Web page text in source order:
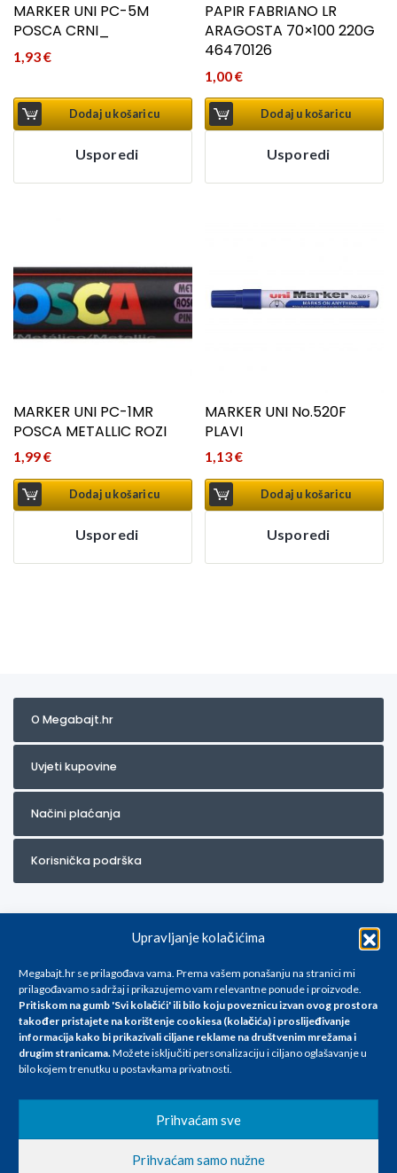
Upravljanje kolačićima
Megabajt.hr se prilagođava vama. Prema vašem ponašanju na stranici mi
prilagođavamo sadržaj i prikazujemo vam relevantne ponude i proizvode.
Pritiskom na gumb 'Svi kolačići' ili bilo koju poveznicu izvan ovog prostora
također pristajete na korištenje cookiesa (kolačića) i proslijeđivanje
informacija kako bi prikazivali ciljane reklame na društvenim mrežama i
drugim stranicama.Možete isključiti personalizaciju i ciljano oglašavanje u
bilo kojem trenutku u postavkama privatnosti.
Prihvaćam sve
Prihvaćam samo nužne
MARKER UNI PC-5M
POSCA CRNI_
1,93€
Dodaj u košaricu
Usporedi
PAPIR FABRIANO LR
ARAGOSTA 70×100 220G
46470126
1,00€
Dodaj u košaricu
Usporedi
MARKER UNI PC-1MR
POSCA METALLIC ROZI
1,99€
Dodaj u košaricu
Usporedi
MARKER UNI No.520F
PLAVI
1,13€
Dodaj u košaricu
Usporedi
O Megabajt.hr
Uvjeti kupovine
Načini plaćanja
Korisnička podrška
Za artikle kojih trenutno nema u ponudi obratite nam se na
info@megabajt.hr. Sve cijene su informativnog karaktera i podložne su
promjenama, a
iskazane su za avansno plaćanje(gotovina) u Eurima i uključuju PDV. Sve
se razlikovati od cijena u našim poslovnicama. Trudimo se dati što bolji
i točniji opis i sliku. Unatoč tome, ne možemo garantirati da su svi
nastale u opisu proizvoda, greške prilikom štampanja te promjene